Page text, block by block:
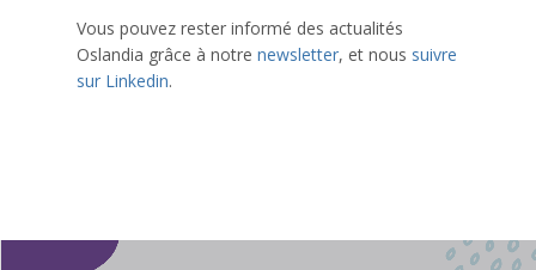
Vous pouvez rester informé des actualités
Oslandia grâce à notre newsletter, et nous suivre
sur Linkedin.